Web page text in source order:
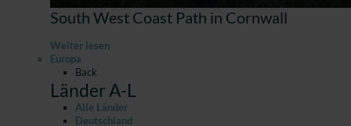
South West Coast Path in Cornwall
Weiter lesen
Europa
Back
Länder A-L
Alle Länder
Deutschland